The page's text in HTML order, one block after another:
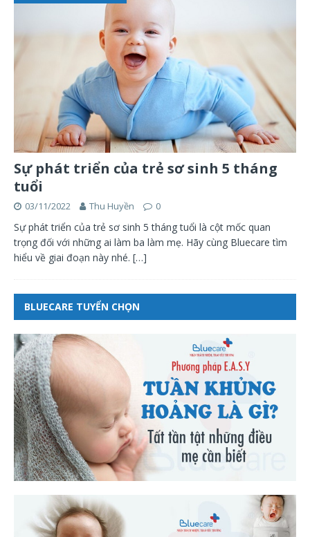
Sự phát triển của trẻ sơ sinh 5 tháng
tuổi
03/11/2022 Thu Huyền 0
Sự phát triển của trẻ sơ sinh 5 tháng tuổi là cột mốc quan
trọng đối với những ai làm ba làm mẹ. Hãy cùng Bluecare tìm
hiểu về giai đoạn này nhé. […]
BLUECARE TUYỂN CHỌN